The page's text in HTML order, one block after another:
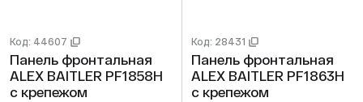
Код: 44607
Панель фронтальная
ALEX BAITLER PF1858H
с крепежом
Код: 28431
Панель фронтальная
ALEX BAITLER PF1863H
с крепежом